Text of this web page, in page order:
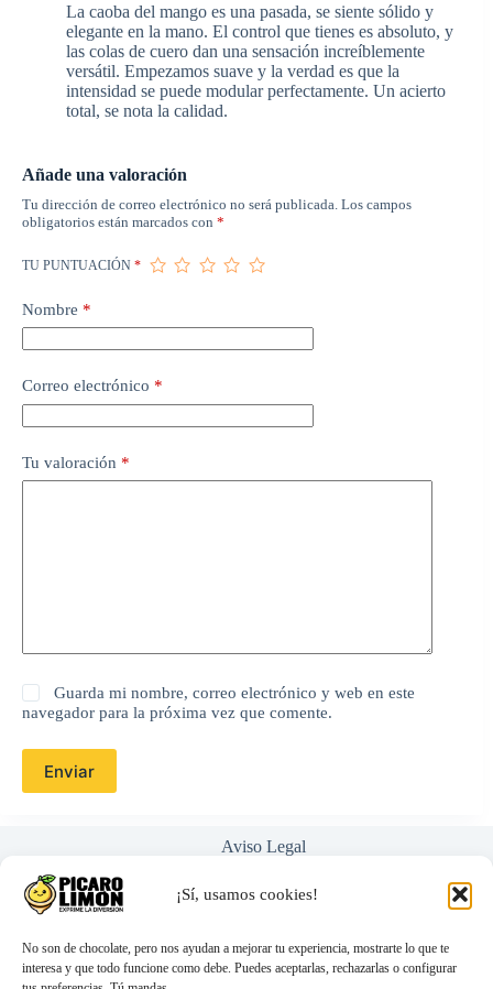
¡Sí, usamos cookies!
No son de chocolate, pero nos ayudan a mejorar tu experiencia, mostrarte lo que te
interesa y que todo funcione como debe. Puedes aceptarlas, rechazarlas o configurar
La caoba del mango es una pasada, se siente sólido y
elegante en la mano. El control que tienes es absoluto, y
las colas de cuero dan una sensación increíblemente
versátil. Empezamos suave y la verdad es que la
intensidad se puede modular perfectamente. Un acierto
total, se nota la calidad.
Añade una valoración
Tu dirección de correo electrónico no será publicada. Los campos
obligatorios están marcados con *
TU PUNTUACIÓN *
Nombre *
Correo electrónico *
Tu valoración *
Guarda mi nombre, correo electrónico y web en este
navegador para la próxima vez que comente.
Enviar
Aviso Legal
Términos y Condiciones
Nosotros